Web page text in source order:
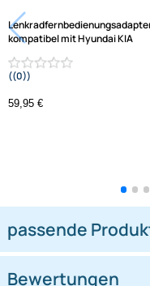
Jetzt
Varianten: